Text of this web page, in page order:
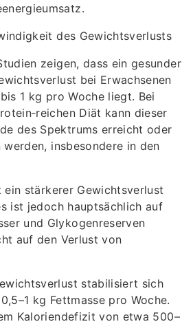
des Gewichtsverlusts
zeigen, dass ein gesunder
bei Erwachsenen
1 kg pro Woche liegt. Bei
Diät kann dieser
des Spektrums erreicht oder
insbesondere in den
stärkerer Gewichtsverlust
ist jedoch hauptsächlich auf
und Glykogenreserven
auf den Verlust von
stabilisiert sich
kg Fettmasse pro Woche.
Kaloriendefizit von etwa 500–